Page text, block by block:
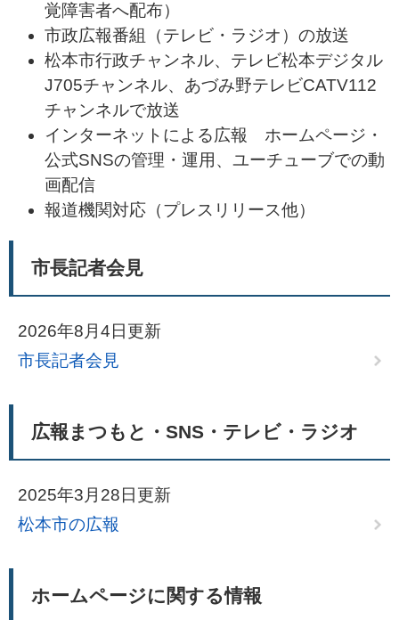
覚障害者へ配布）
市政広報番組（テレビ・ラジオ）の放送
松本市行政チャンネル、テレビ松本デジタル
J705チャンネル、あづみ野テレビCATV112
チャンネルで放送
インターネットによる広報 ホームページ・
公式SNSの管理・運用、ユーチューブでの動
画配信
報道機関対応（プレスリリース他）
市長記者会見
2026年8月4日更新
市長記者会見
広報まつもと・SNS・テレビ・ラジオ
2025年3月28日更新
松本市の広報
ホームページに関する情報